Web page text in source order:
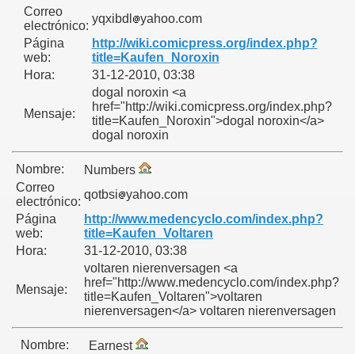
Correo
electrónico:
yqxibdl
yahoo.com
Página
web:
http://wiki.comicpress.org/index.php?
title=Kaufen_Noroxin
Hora:
31-12-2010, 03:38
Mensaje:
dogal noroxin <a
href="http://wiki.comicpress.org/index.php?
title=Kaufen_Noroxin">dogal noroxin</a>
dogal noroxin
Nombre:
Numbers
Correo
electrónico:
qotbsi
yahoo.com
Página
web:
http://www.medencyclo.com/index.php?
title=Kaufen_Voltaren
Hora:
31-12-2010, 03:38
Mensaje:
voltaren nierenversagen <a
href="http://www.medencyclo.com/index.php?
title=Kaufen_Voltaren">voltaren
nierenversagen</a> voltaren nierenversagen
Nombre:
Earnest